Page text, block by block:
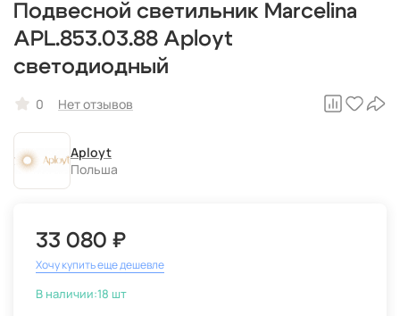
Подвесной светильник Marcelina
APL.853.03.88 Aployt
светодиодный
0 Нет отзывов
Aployt
Польша
33 080 ₽
Хочу купить еще дешевле
В наличии:18 шт